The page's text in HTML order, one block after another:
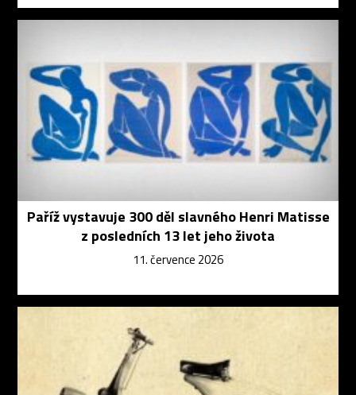
Paříž vystavuje 300 děl slavného Henri Matisse
z posledních 13 let jeho života
11. července 2026